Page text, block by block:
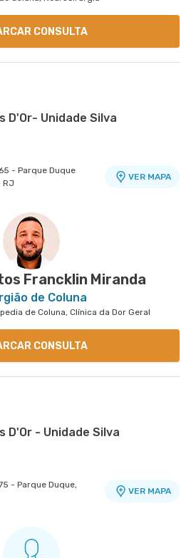
CONSULTA
D'Or- Unidade Silva
- Parque Duque
RJ
VER MAPA
- Icarai, Niteroi - RJ
Francklin Miranda
de Coluna
de Coluna, Clínica da Dor Geral
CONSULTA
D'Or - Unidade Silva
- Parque Duque,
VER MAPA
Andar, 3º Andar e 4º